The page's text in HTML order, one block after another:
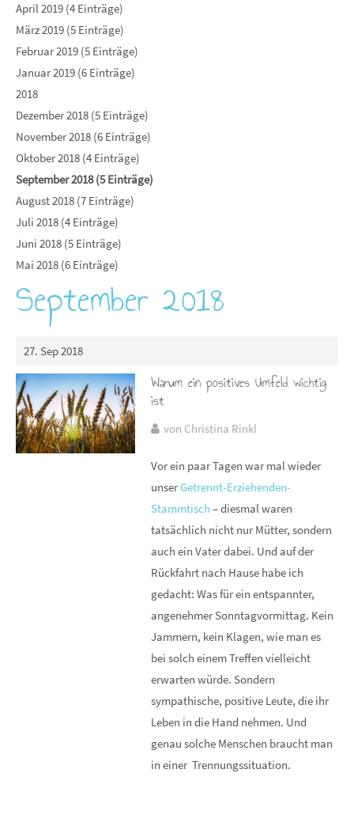
April 2019 (4 Einträge)
März 2019 (5 Einträge)
Februar 2019 (5 Einträge)
Januar 2019 (6 Einträge)
2018
Dezember 2018 (5 Einträge)
November 2018 (6 Einträge)
Oktober 2018 (4 Einträge)
September 2018 (5 Einträge)
August 2018 (7 Einträge)
Juli 2018 (4 Einträge)
Juni 2018 (5 Einträge)
Mai 2018 (6 Einträge)
September 2018
27. Sep 2018
Warum ein positives Umfeld wichtig
ist
von Christina Rinkl
Vor ein paar Tagen war mal wieder
unserGetrennt-Erziehenden-
Stammtisch – diesmal waren
tatsächlich nicht nur Mütter, sondern
auch ein Vater dabei. Und auf der
Rückfahrt nach Hause habe ich
gedacht: Was für ein entspannter,
angenehmer Sonntagvormittag. Kein
Jammern, kein Klagen, wie man es
bei solch einem Treffen vielleicht
erwarten würde. Sondern
sympathische, positive Leute, die ihr
Leben in die Hand nehmen. Und
genau solche Menschen braucht man
in einer Trennungssituation.